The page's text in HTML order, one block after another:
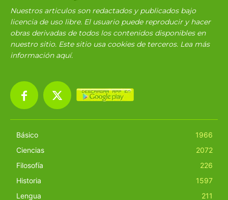
Nuestros articulos son redactados y publicados bajo
licencia de uso libre. El usuario puede reproducir y hacer
obras derivadas de todos los contenidos disponibles en
nuestro sitio. Este sitio usa cookies de terceros. Lea más
información aquí.
Básico
1966
Ciencias
2072
Filosofía
226
Historia
1597
Lengua
211